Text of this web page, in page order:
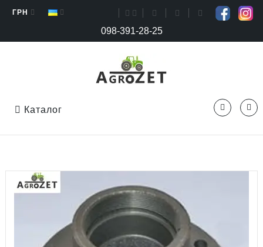
ГРН
098-391-28-25
Каталог